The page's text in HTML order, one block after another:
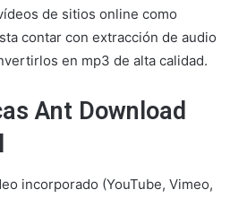
de sitios online como
contar con extracción de audio
en mp3 de alta calidad.
Ant Download
incorporado (YouTube, Vimeo,